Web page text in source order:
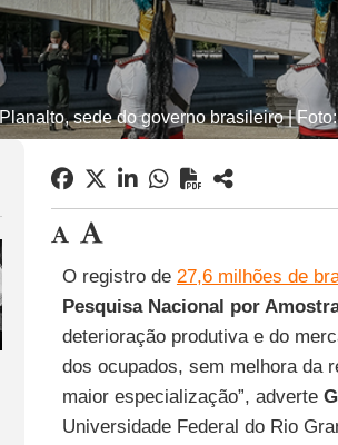
sede do governo brasileiro |
O registro de 27,6 milhões de
Pesquisa Nacional por
deterioração produtiva e do
dos ocupados, sem melhora da
maior especialização”, adverte
Universidade Federal do Rio